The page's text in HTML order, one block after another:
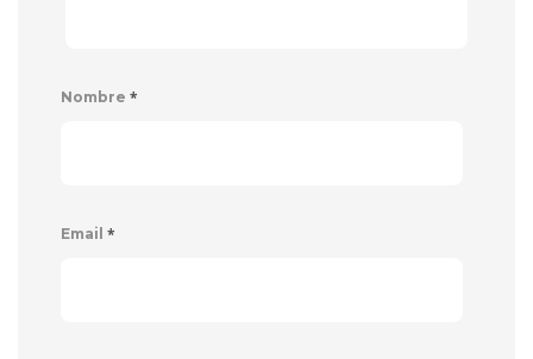
Nombre *
Email *